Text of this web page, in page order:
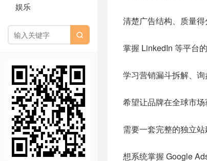
娱乐

清楚广告结构、质量
掌握 LinkedIn 等平台
学习营销漏斗拆解、询
希望让品牌在全球市场
需要一套完整的独立站
想系统掌握 Google